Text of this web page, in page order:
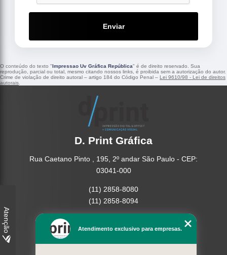
Enviar
O conteúdo do texto "Impressao Uv Gráfica República" é de direito reservado. Sua
reprodução, parcial ou total, mesmo citando nossos links, é proibida sem a autorização do autor.
Crime de violação de direito autoral – artigo 184 do Código Penal – Lei 9610/98 - Lei de direitos
autorais.
D. Print Gráfica
Rua Caetano Pinto , 195, 2º andar São Paulo - CEP:
03041-000
(11) 2858-8080
(11) 2858-8094
Empresa
Missão
Atendimento exclusivo para empresas.
Atenção